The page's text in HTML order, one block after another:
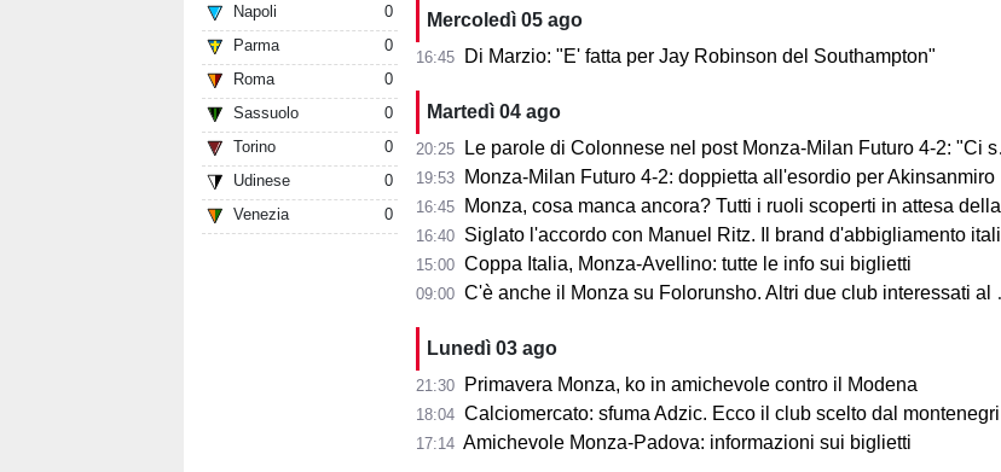
Napoli
0
Parma
0
Roma
0
Sassuolo
0
Torino
0
Udinese
0
Venezia
0
Mercoledì 05 ago
16:45 Di Marzio: "E' fatta per Jay Robinson del Southampton"
Martedì 04 ago
20:25 Le parole di Colonnese nel post Monza-Milan Futuro 4-2: "Ci sentiamo importanti"
19:53 Monza-Milan Futuro 4-2: doppietta all'esordio per Akinsanmiro
16:45 Monza, cosa manca ancora? Tutti i ruoli scoperti in attesa della fine del mercato
16:40 Siglato l'accordo con Manuel Ritz. Il brand d'abbigliamento italiano vestirà il Monza
15:00 Coppa Italia, Monza-Avellino: tutte le info sui biglietti
09:00 C'è anche il Monza su Folorunsho. Altri due club interessati al giocatore
Lunedì 03 ago
21:30 Primavera Monza, ko in amichevole contro il Modena
18:04 Calciomercato: sfuma Adzic. Ecco il club scelto dal montenegrino.
17:14 Amichevole Monza-Padova: informazioni sui biglietti